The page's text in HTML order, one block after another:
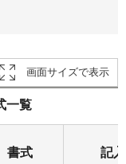
画面サイズで表示
一覧
書式 記